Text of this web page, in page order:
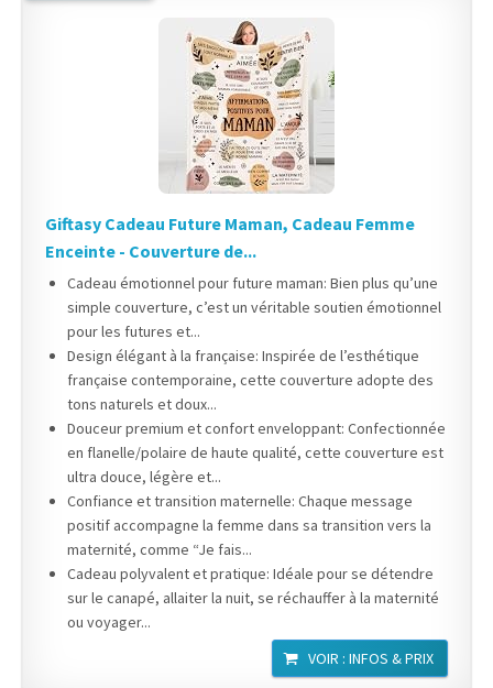
Giftasy Cadeau Future Maman, Cadeau Femme
Enceinte - Couverture de...
Cadeau émotionnel pour future maman: Bien plus qu’une
simple couverture, c’est un véritable soutien émotionnel
pour les futures et...
Design élégant à la française: Inspirée de l’esthétique
française contemporaine, cette couverture adopte des
tons naturels et doux...
Douceur premium et confort enveloppant: Confectionnée
en flanelle/polaire de haute qualité, cette couverture est
ultra douce, légère et...
Confiance et transition maternelle: Chaque message
positif accompagne la femme dans sa transition vers la
maternité, comme “Je fais...
Cadeau polyvalent et pratique: Idéale pour se détendre
sur le canapé, allaiter la nuit, se réchauffer à la maternité
ou voyager...
VOIR : INFOS & PRIX